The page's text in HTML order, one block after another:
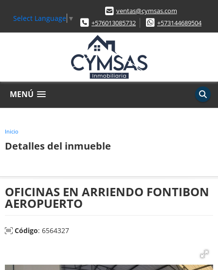
Select Language ▼
ventas@cymsas.com
+576013085732
+573144689504
MENÚ
Inicio
Detalles del inmueble
OFICINAS EN ARRIENDO FONTIBON
AEROPUERTO
Código: 6564327